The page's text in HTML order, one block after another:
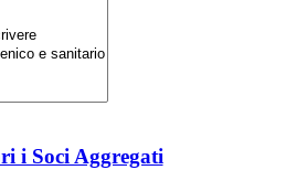
i Soci Aggregati